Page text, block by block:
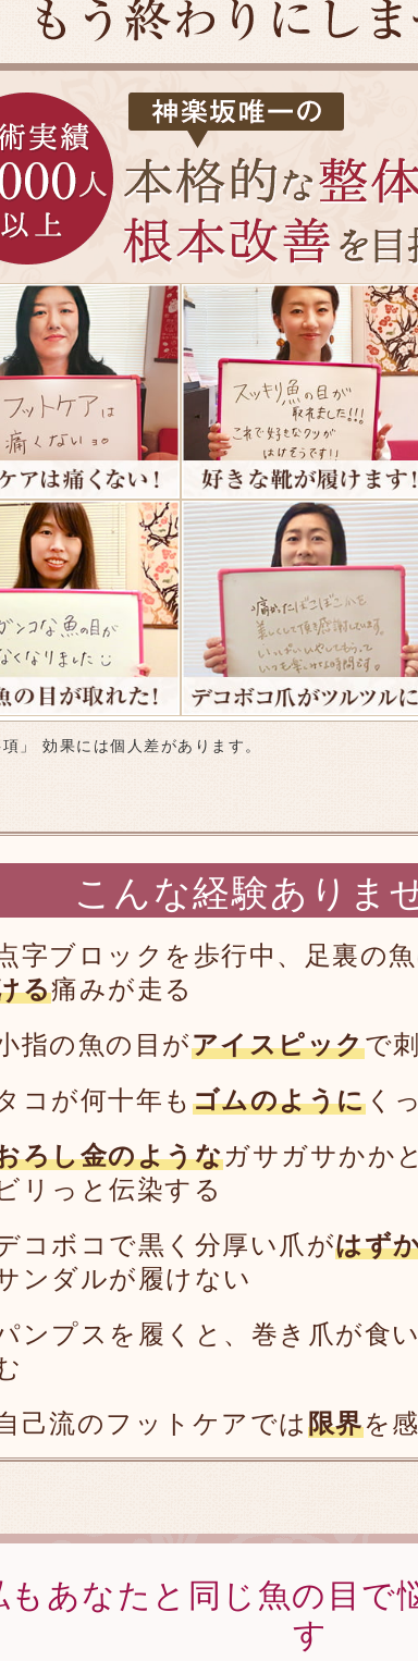
」 効果には個人差があります。
こんな経験ありま
字ブロックを歩行中、足裏の
る痛みが走る
指の魚の目がアイスピックで
コが何十年も ゴムのようにく
ろし金のようなガサガサかか
リっと伝染する
コボコで黒く分厚い爪がはず
ンダルが履けない
ンプスを履くと、巻き爪が食
己流のフットケアでは限界を
もあなたと同じ魚の目で
す